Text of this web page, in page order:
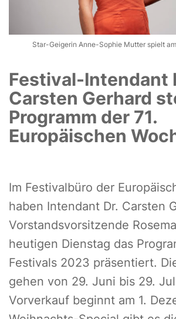
Star-Geigerin Anne-Sophie Mutter spielt
Festival-Intendant
Carsten Gerhard
Programm der 71.
Europäischen
Im Festivalbüro der
haben Intendant Dr. Carsten
Vorstandsvorsitzende
heutigen Dienstag das
Festivals 2023 präsentiert.
gehen von 29. Juni bis 29.
Vorverkauf beginnt am 1.